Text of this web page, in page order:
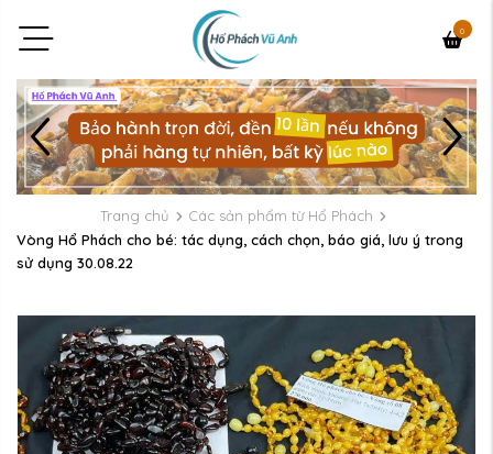
0
Trang chủ
Các sản phẩm từ Hổ Phách
Vòng Hổ Phách cho bé: tác dụng, cách chọn, báo giá, lưu ý trong
sử dụng 30.08.22